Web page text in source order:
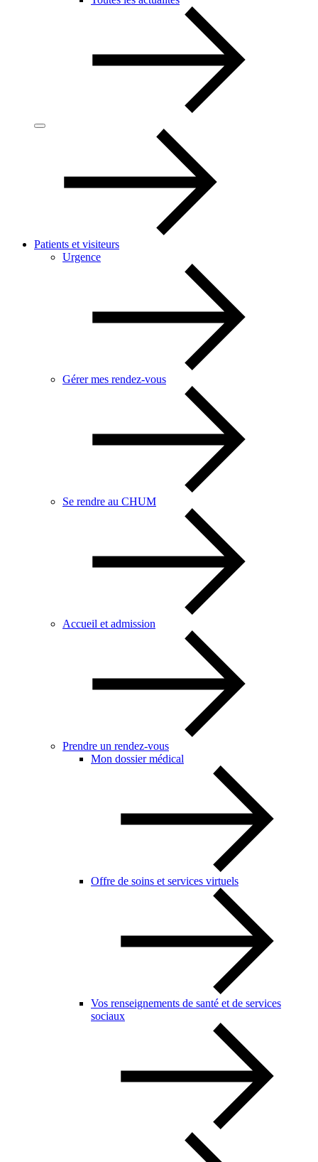
Patients et visiteurs
Urgence
Gérer mes rendez-vous
Se rendre au CHUM
Accueil et admission
Prendre un rendez-vous
Mon dossier médical
Offre de soins et services virtuels
Vos renseignements de santé et de services
sociaux